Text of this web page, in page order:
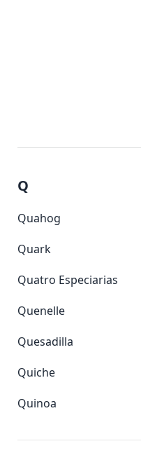
Q
Quahog
Quark
Quatro Especiarias
Quenelle
Quesadilla
Quiche
Quinoa